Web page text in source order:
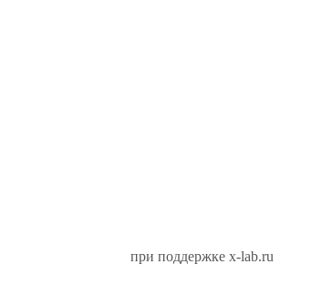
при поддержке x-lab.ru